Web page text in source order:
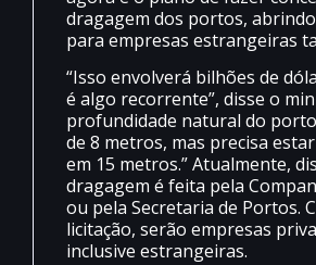
dragagem dos portos,
para empresas estrangeiras
“Isso envolverá bilhões de
é algo recorrente”, disse o
profundidade natural do
de 8 metros, mas precisa
em 15 metros.” Atualmente,
dragagem é feita pela
ou pela Secretaria de Portos.
licitação, serão empresas
inclusive estrangeiras.